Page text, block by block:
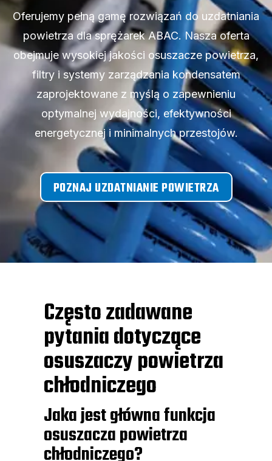
Oferujemy pełną gamę rozwiązań do uzdatniania
powietrza dla sprężarek ABAC. Nasza oferta
obejmuje wysokiej jakości osuszacze powietrza,
filtry i systemy zarządzania kondensatem
zaprojektowane z myślą o zapewnieniu
optymalnej wydajności, efektywności
energetycznej i minimalnych przestojów.
POZNAJ UZDATNIANIE POWIETRZA
Często zadawane
pytania dotyczące
osuszaczy powietrza
chłodniczego
Jaka jest główna funkcja
osuszacza powietrza
chłodniczego?